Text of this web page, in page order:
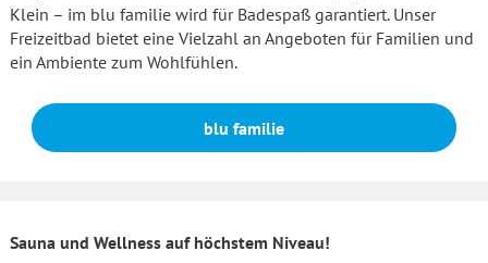
Klein – im blu familie wird für Badespaß garantiert. Unser
Freizeitbad bietet eine Vielzahl an Angeboten für Familien und
ein Ambiente zum Wohlfühlen.
blu familie
Sauna und Wellness auf höchstem Niveau!